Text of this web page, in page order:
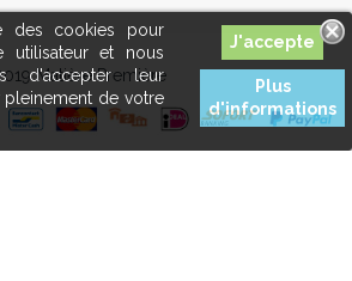
des cookies pour
utilisateur et nous
d'accepter leur
de votre
Plus
d'informations
Matière Première